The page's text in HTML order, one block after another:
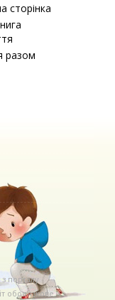
сторінка
разом
порталу
обов'язкове. .